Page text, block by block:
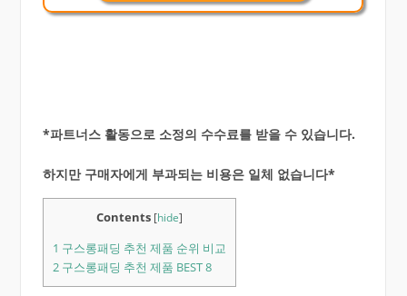
*파트너스 활동으로 소정의 수수료를 받을 수 있습니다.
하지만 구매자에게 부과되는 비용은 일체 없습니다*
Contents [hide]
1 구스롱패딩 추천 제품 순위 비교
2구스롱패딩 추천 제품 BEST 8